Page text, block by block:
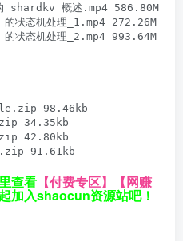
98.46kb
34.35kb
42.80kb
91.61kb
查看 【付费专区】 【网赚
加入shaocun资源站吧！